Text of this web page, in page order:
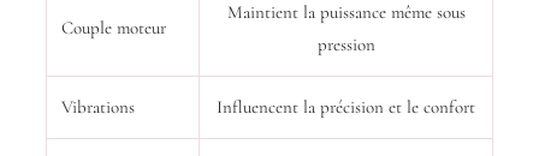
Couple moteur
Maintient la puissance même sous
pression
Vibrations Influencent la précision et le confort